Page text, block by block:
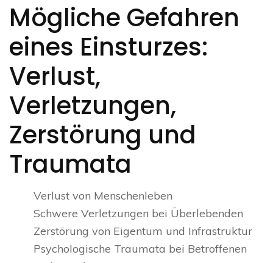
Mögliche Gefahren
eines Einsturzes:
Verlust,
Verletzungen,
Zerstörung und
Traumata
Verlust von Menschenleben
Schwere Verletzungen bei Überlebenden
Zerstörung von Eigentum und Infrastruktur
Psychologische Traumata bei Betroffenen